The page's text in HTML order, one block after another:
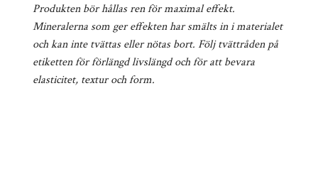
Produkten bör hållas ren för maximal effekt.
Mineralerna som ger effekten har smälts in i materialet
och kan inte tvättas eller nötas bort. Följ tvättråden på
etiketten för förlängd livslängd och för att bevara
elasticitet, textur och form.